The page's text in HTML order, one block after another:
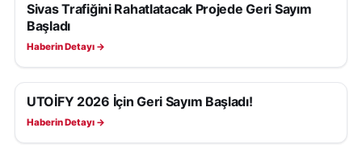
GÜNDEM
Sivas Trafiğini Rahatlatacak Projede Geri Sayım
Başladı
Haberin Detayı →
GÜNDEM
UTOİFY 2026 İçin Geri Sayım Başladı!
Haberin Detayı →